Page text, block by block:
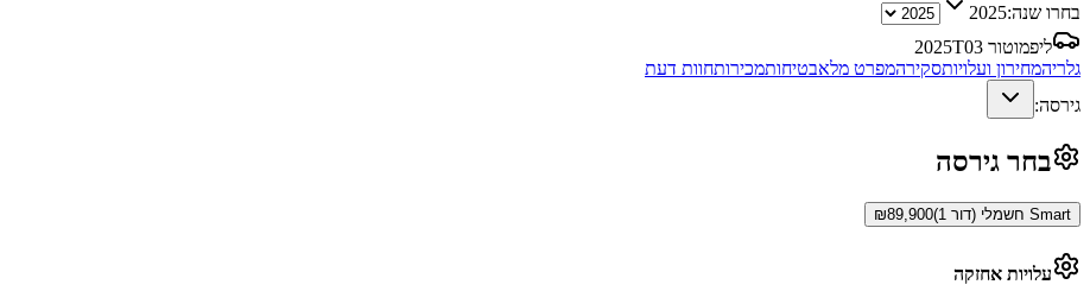
בחרו שנה:2025
ליפמוטור T03
2025
גלריהמחירון ועלויותסקירהמפרט מלאבטיחותמכירותחוות דעת
גירסה:
בחר גירסה
Smart חשמלי (דור 1) ₪89,900
עלויות אחזקה